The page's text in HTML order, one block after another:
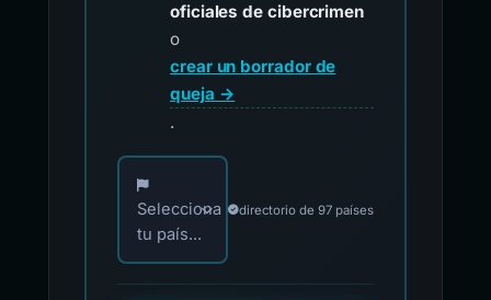
oficiales de cibercrimen
o
crear un borrador de
queja →
.
Elija su país para los contactos oficiales de
Selecciona
tu país...
directorio de 97 países